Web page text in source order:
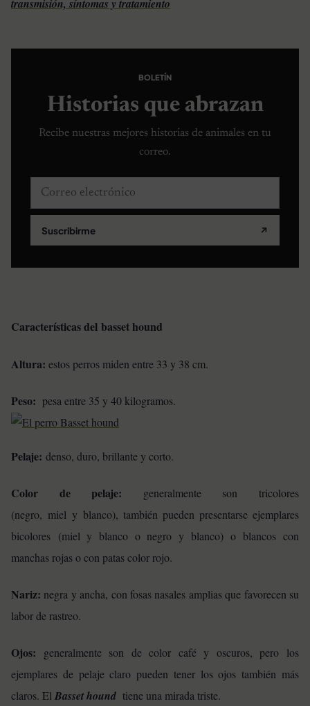
transmisión, síntomas y tratamiento
BOLETÍN
Historias que abrazan
Recibe nuestras mejores historias de animales en tu
correo.
Correo electrónico
Suscribirme ↗
Características del basset hound
Altura: estos perros miden entre 33 y 38 cm.
Peso: pesa entre 35 y 40 kilogramos.
Pelaje: denso, duro, brillante y corto.
Color de pelaje: generalmente son tricolores
(negro, miel y blanco), también pueden presentarse ejemplares
bicolores (miel y blanco o negro y blanco) o blancos con
manchas rojas o con patas color rojo.
Nariz: negra y ancha, con fosas nasales amplias que favorecen su
labor de rastreo.
Ojos: generalmente son de color café y oscuros, pero los
ejemplares de pelaje claro pueden tener los ojos también más
claros. El Basset hound tiene una mirada triste.